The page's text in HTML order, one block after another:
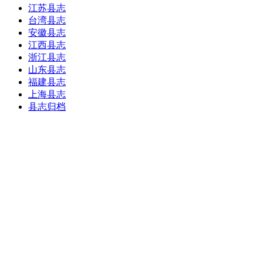
江苏县志
台湾县志
安徽县志
江西县志
浙江县志
山东县志
福建县志
上海县志
县志归档